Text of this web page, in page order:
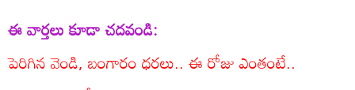
ఈ వార్తలు కూడా చదవండి:
పెరిగిన వెండి, బంగారం ధరలు.. ఈ రోజు ఎంతంటే..